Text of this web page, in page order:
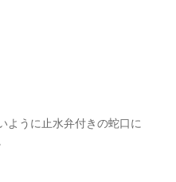
ように止水弁付きの蛇口に